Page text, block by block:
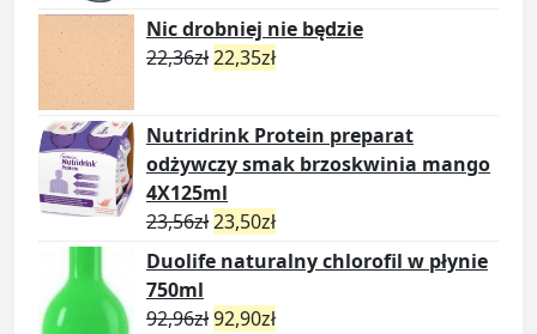
Nic drobniej nie będzie
22,36zł22,35zł
Nutridrink Protein preparat
odżywczy smak brzoskwinia mango
4X125ml
23,56zł23,50zł
Duolife naturalny chlorofil w płynie
750ml
92,96zł92,90zł